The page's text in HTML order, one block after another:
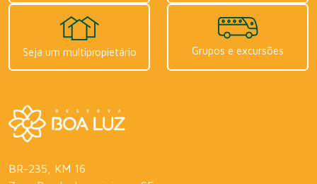
Seja um multipropietário Grupos e excursões
BR-235, KM 16